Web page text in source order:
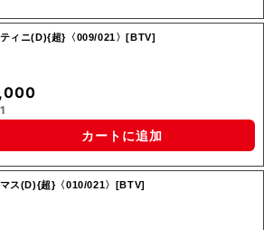
ィニ(D){超}〈009/021〉[BTV]
カートに追加
ス(D){超}〈010/021〉[BTV]